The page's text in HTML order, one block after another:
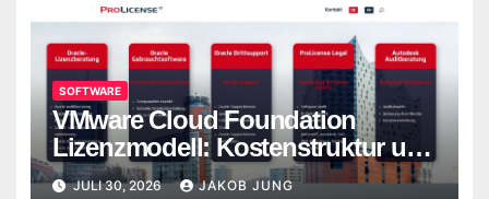
SOFTWARE
VMware Cloud Foundation
Lizenzmodell: Kostenstruktur und
Alternativen
JULI 30, 2026 JAKOB JUNG